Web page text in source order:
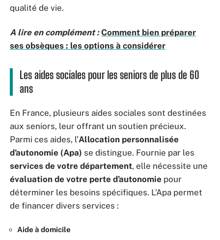
qualité de vie.
A lire en complément : Comment bien préparer
ses obsèques : les options à considérer
Les aides sociales pour les seniors de plus de 60
ans
En France, plusieurs aides sociales sont destinées
aux seniors, leur offrant un soutien précieux.
Parmi ces aides, l’Allocation personnalisée
d’autonomie (Apa) se distingue. Fournie par les
services de votre département, elle nécessite une
évaluation de votre perte d’autonomie pour
déterminer les besoins spécifiques. L’Apa permet
de financer divers services :
Aide à domicile